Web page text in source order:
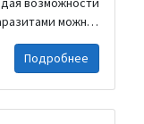
можно
общественном
людей,
чаще всего
членам
Подробнее